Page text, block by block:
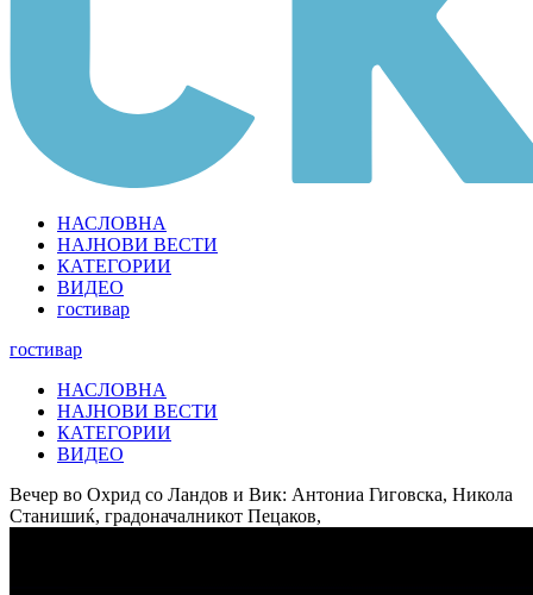
НАСЛОВНА
НАЈНОВИ ВЕСТИ
КАТЕГОРИИ
ВИДЕО
гостивар
гостивар
НАСЛОВНА
НАЈНОВИ ВЕСТИ
КАТЕГОРИИ
ВИДЕО
Вечер во Охрид со Ландов и Вик: Антониа Гиговска, Никола
Станишиќ, градоначалникот Пецаков,